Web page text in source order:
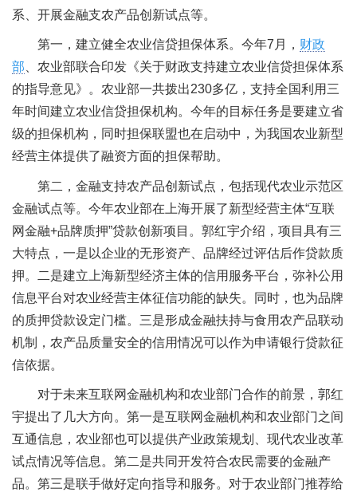
系、开展金融支农产品创新试点等。
第一，建立健全农业信贷担保体系。今年7月， 财政
部 、农业部联合印发《关于财政支持建立农业信贷担保体系
的指导意见》。农业部一共拨出230多亿，支持全国利用三
年时间建立农业信贷担保机构。今年的目标任务是要建立省
级的担保机构，同时担保联盟也在启动中，为我国农业新型
经营主体提供了融资方面的担保帮助。
第二，金融支持农产品创新试点，包括现代农业示范区
金融试点等。今年农业部在上海开展了新型经营主体“互联
网金融+品牌质押”贷款创新项目。郭红宇介绍，项目具有三
大特点，一是以企业的无形资产、品牌经过评估后作贷款质
押。二是建立上海新型经济主体的信用服务平台，弥补公用
信息平台对农业经营主体征信功能的缺失。同时，也为品牌
的质押贷款设定门槛。三是形成金融扶持与食用农产品联动
机制，农产品质量安全的信用情况可以作为申请银行贷款征
信依据。
对于未来互联网金融机构和农业部门合作的前景，郭红
宇提出了几大方向。第一是互联网金融机构和农业部门之间
互通信息，农业部也可以提供产业政策规划、现代农业改革
试点情况等信息。第二是共同开发符合农民需要的金融产
品。第三是联手做好定向指导和服务。对于农业部门推荐给